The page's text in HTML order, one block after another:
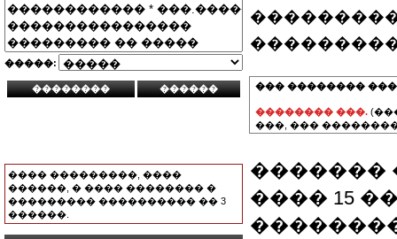
�����:
���� ���������, ����
������, � ���� �������� �
��������� ���������� �� 3
������.
��� ��������
�������� ���.
���, ���
�������
���� 15